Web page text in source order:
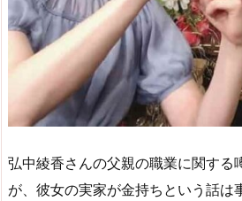
弘中綾香さんの父親の職業に関する
が、彼女の実家が金持ちという話は